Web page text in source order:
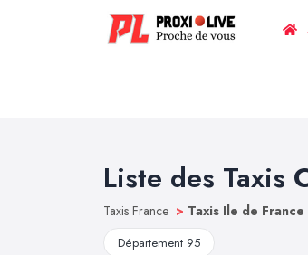
Liste des Taxis
Taxis France > Taxis Ile de France
Département 95